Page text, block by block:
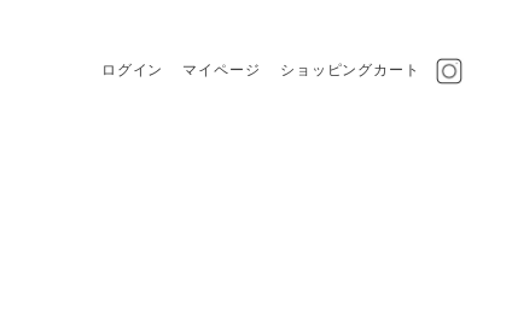
ログイン マイページ ショッピングカート